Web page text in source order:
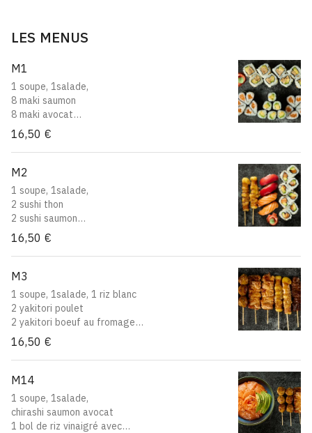
LES MENUS
M1
1 soupe, 1salade,
8 maki saumon
8 maki avocat
8 california thon cuit avocat
16,50 €
M2
1 soupe, 1salade,
2 sushi thon
2 sushi saumon
8 california saumon avocat
2 yakitori boeuf au fromage
16,50 €
M3
1 soupe, 1salade, 1 riz blanc
2 yakitori poulet
2 yakitori boeuf au fromage
2 yakitori boeuf
2 yakitori boulette de poulet
16,50 €
M14
1 soupe, 1salade,
chirashi saumon avocat
1 bol de riz vinaigré avec